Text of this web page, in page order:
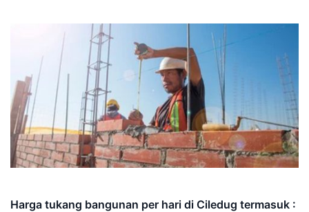
Harga tukang bangunan per hari di Ciledug termasuk :